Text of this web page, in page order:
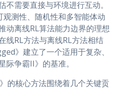
需要直接与环境进行互动。
观测性、随机性和多智能体动
动离线RL算法能力边界的理想
线RL方法与离线RL方法相结
》建立了一个适用于复杂、
际争霸II》的基准。
的核心方法围绕着几个关键贡